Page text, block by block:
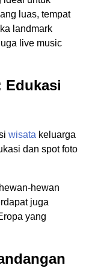
luas, tempat
landmark
live music
Edukasi
wisata keluarga
dan spot foto
hewan
juga
yang